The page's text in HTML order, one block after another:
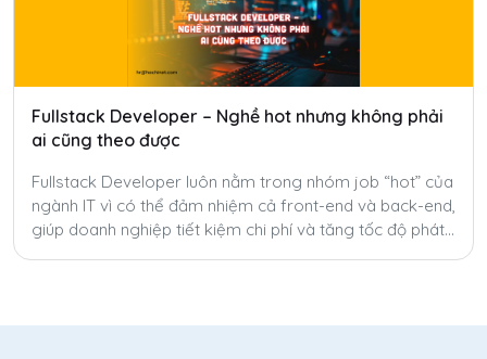
Fullstack Developer – Nghề hot nhưng không phải
ai cũng theo được
Fullstack Developer luôn nằm trong nhóm job “hot” của
ngành IT vì có thể đảm nhiệm cả front-end và back-end,
giúp doanh nghiệp tiết kiệm chi phí và tăng tốc độ phát